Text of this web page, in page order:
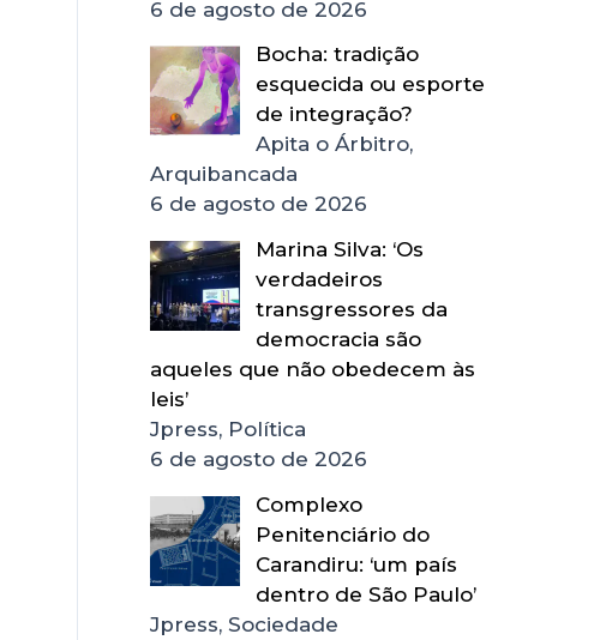
6 de agosto de 2026
Bocha: tradição
esquecida ou esporte
de integração?
Apita o Árbitro,
Arquibancada
6 de agosto de 2026
Marina Silva: ‘Os
verdadeiros
transgressores da
democracia são
aqueles que não obedecem às
leis’
Jpress, Política
6 de agosto de 2026
Complexo
Penitenciário do
Carandiru: ‘um país
dentro de São Paulo’
Jpress, Sociedade